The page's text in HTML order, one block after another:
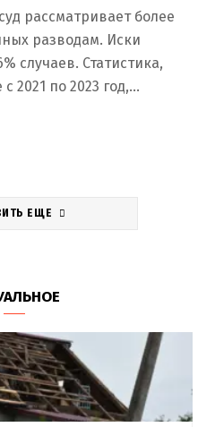
рассматривает более
разводам. Иски
случаев. Статистика,
2021 по 2023 год,…
ЕЩЕ